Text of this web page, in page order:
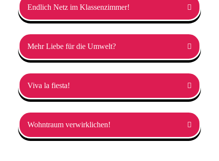
Endlich Netz im Klassenzimmer!
Mehr Liebe für die Umwelt?
Viva la fiesta!
Wohntraum verwirklichen!